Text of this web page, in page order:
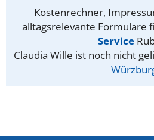
Kostenrechner,
alltagsrelevante Formulare
Service
Claudia Wille ist noch nicht